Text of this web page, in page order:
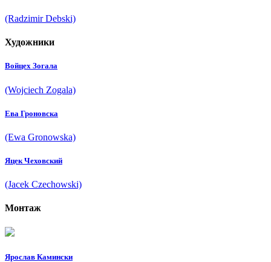
(Radzimir Debski)
Художники
Войцех Зогала
(Wojciech Zogala)
Ева Гроновска
(Ewa Gronowska)
Яцек Чеховский
(Jacek Czechowski)
Монтаж
Ярослав Камински